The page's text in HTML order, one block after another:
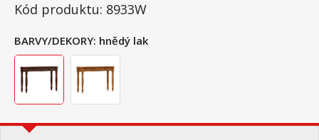
Kód produktu: 8933W
BARVY/DEKORY: hnědý lak